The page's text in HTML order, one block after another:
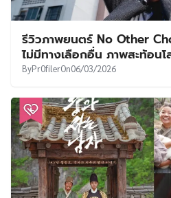
รีวิวภาพยนตร์ No Other
ไม่มีทางเลือกอื่น ภาพสะท้อน
ByPr0filerOn06/03/2026